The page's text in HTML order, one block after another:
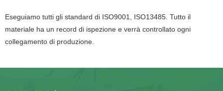
Eseguiamo tutti gli standard di ISO9001, ISO13485. Tutto il
materiale ha un record di ispezione e verrà controllato ogni
collegamento di produzione.